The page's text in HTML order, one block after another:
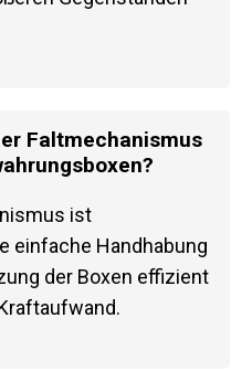
Faltmechanismus
ist
einfache Handhabung
der Boxen effizient